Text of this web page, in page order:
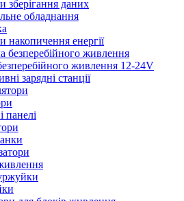
зберігання даних
обладнання
накопичення енергії
безперебійного живлення
живлення 12-24V
зарядні станції
панелі